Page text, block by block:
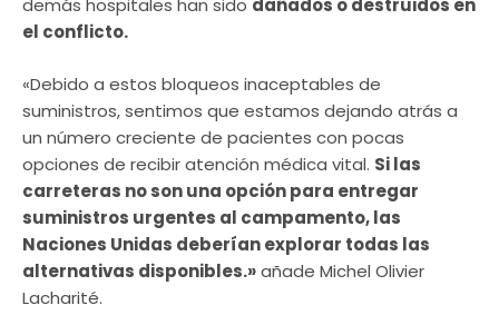
demás hospitales han sido dañados o destruidos en
el conflicto.
«Debido a estos bloqueos inaceptables de
suministros, sentimos que estamos dejando atrás a
un número creciente de pacientes con pocas
opciones de recibir atención médica vital. Si las
carreteras no son una opción para entregar
suministros urgentes al campamento, las
Naciones Unidas deberían explorar todas las
alternativas disponibles.»añade Michel Olivier
Lacharité.